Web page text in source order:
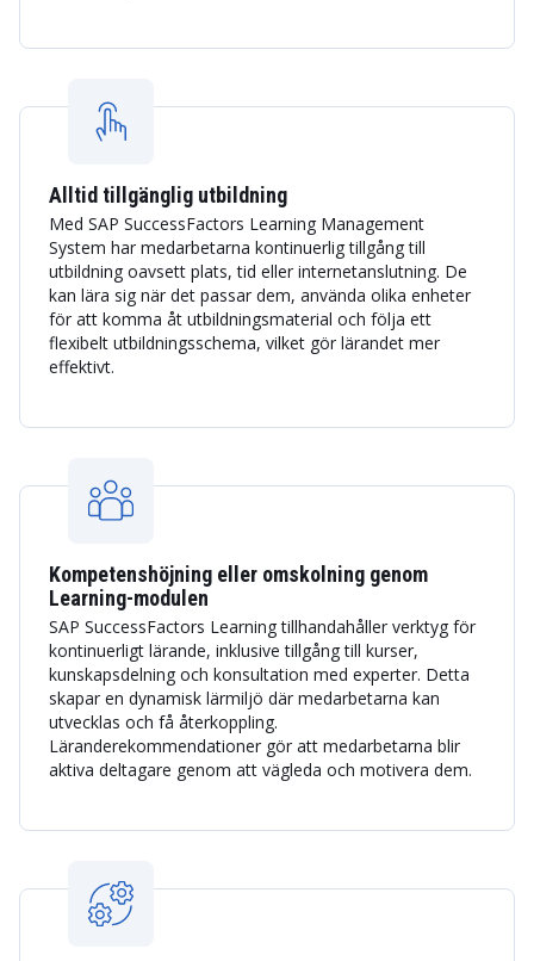
Alltid tillgänglig utbildning
Med SAP SuccessFactors Learning Management
System har medarbetarna kontinuerlig tillgång till
utbildning oavsett plats, tid eller internetanslutning. De
kan lära sig när det passar dem, använda olika enheter
för att komma åt utbildningsmaterial och följa ett
flexibelt utbildningsschema, vilket gör lärandet mer
effektivt.
Kompetenshöjning eller omskolning genom
Learning-modulen
SAP SuccessFactors Learning tillhandahåller verktyg för
kontinuerligt lärande, inklusive tillgång till kurser,
kunskapsdelning och konsultation med experter. Detta
skapar en dynamisk lärmiljö där medarbetarna kan
utvecklas och få återkoppling.
Läranderekommendationer gör att medarbetarna blir
aktiva deltagare genom att vägleda och motivera dem.